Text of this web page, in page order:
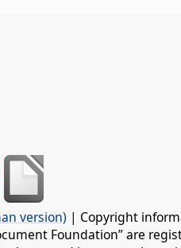
version) | Copyright
Foundation” are